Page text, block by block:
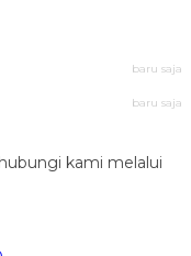
baru saja
baru saja
kami melalui